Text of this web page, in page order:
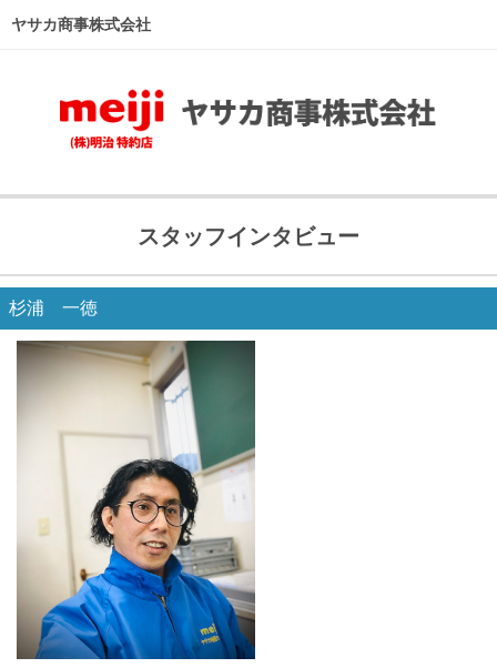
ヤサカ商事株式会社
商品紹介
スタッフインタビュー
採用情報
会社情報
スタッフインタビュー
杉浦 一徳